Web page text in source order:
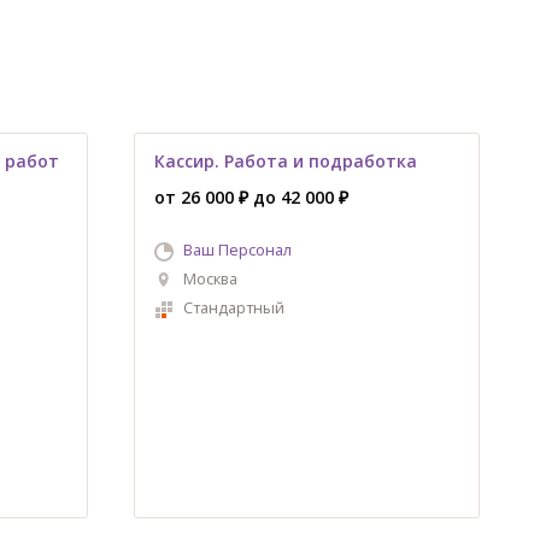
работ
Кассир. Работа и подработка
от 26 000 ₽ до 42 000 ₽
Ваш Персонал
Москва
Стандартный